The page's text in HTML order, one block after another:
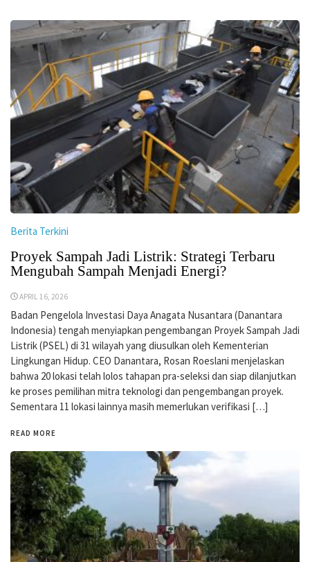
Berita Terkini
Proyek Sampah Jadi Listrik: Strategi Terbaru
Mengubah Sampah Menjadi Energi?
APRIL 16, 2026
Badan Pengelola Investasi Daya Anagata Nusantara (Danantara
Indonesia) tengah menyiapkan pengembangan Proyek Sampah Jadi
Listrik (PSEL) di 31 wilayah yang diusulkan oleh Kementerian
Lingkungan Hidup. CEO Danantara, Rosan Roeslani menjelaskan
bahwa 20 lokasi telah lolos tahapan pra-seleksi dan siap dilanjutkan
ke proses pemilihan mitra teknologi dan pengembangan proyek.
Sementara 11 lokasi lainnya masih memerlukan verifikasi […]
READ MORE